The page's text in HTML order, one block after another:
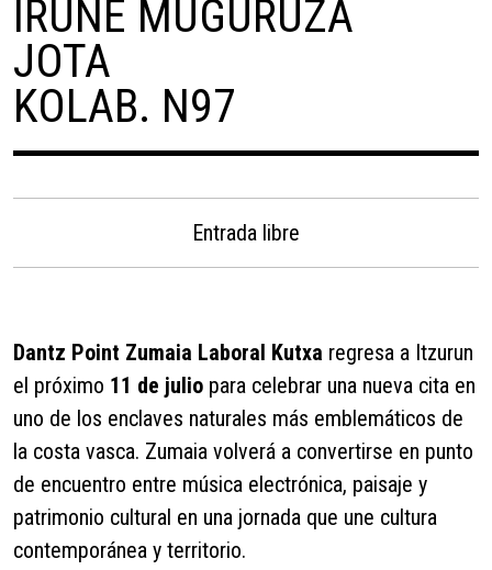
IRUNE MUGURUZA
JOTA
KOLAB. N97
Entrada libre
Dantz Point Zumaia Laboral Kutxa regresa a Itzurun
el próximo 11 de julio para celebrar una nueva cita en
uno de los enclaves naturales más emblemáticos de
la costa vasca. Zumaia volverá a convertirse en punto
de encuentro entre música electrónica, paisaje y
patrimonio cultural en una jornada que une cultura
contemporánea y territorio.